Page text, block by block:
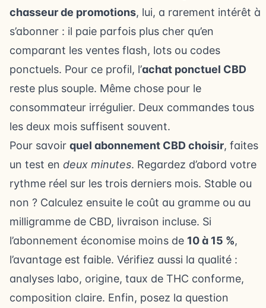
chasseur de promotions, lui, a rarement intérêt à
s’abonner : il paie parfois plus cher qu’en
comparant les ventes flash, lots ou codes
ponctuels. Pour ce profil, l’achat ponctuel CBD
reste plus souple. Même chose pour le
consommateur irrégulier. Deux commandes tous
les deux mois suffisent souvent.
Pour savoir quel abonnement CBD choisir, faites
un test en deux minutes. Regardez d’abord votre
rythme réel sur les trois derniers mois. Stable ou
non ? Calculez ensuite le coût au gramme ou au
milligramme de CBD, livraison incluse. Si
l’abonnement économise moins de 10 à 15 %,
l’avantage est faible. Vérifiez aussi la qualité :
analyses labo, origine, taux de THC conforme,
composition claire. Enfin, posez la question